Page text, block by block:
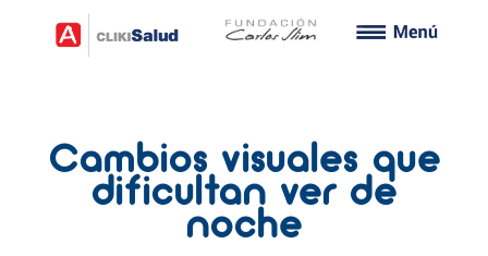
Cambios visuales que
dificultan ver de
noche